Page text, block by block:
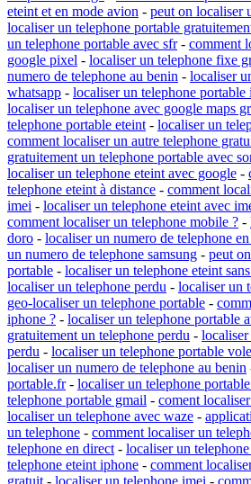
eteint et en mode avion - peut on localiser
localiser un telephone portable
un telephone portable avec sfr- comment
google pixel - localiser un telephone fixe
numero de telephone au benin - localiser
whatsapp - localiser un telephone portable
localiser un telephone avec google maps
telephone portable eteint - localiser un
comment localiser un autre telephone
gratuitement un telephone portable avec
localiser un telephone eteint avec google -
telephone eteint à distance - comment
imei - localiser un telephone eteint avec
comment localiser un telephone mobile ? -
doro - localiser un numero de telephone
un numero de telephone samsung - peut
portable - localiser un telephone eteint
localiser un telephone perdu - localiser un
geo-localiser un telephone portable -
iphone ? - localiser un telephone portable
gratuitement un telephone perdu -
perdu - localiser un telephone portable
localiser un numero de telephone au benin
portable.fr- localiser un telephone
telephone portable gmail - coment
localiser un telephone avec waze -
un telephone - comment localiser un
telephone en direct - localiser un
telephone eteint iphone - comment
gratuit - localiser un telephone imei -